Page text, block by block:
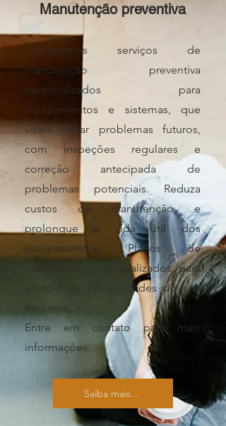
Manutenção preventiva
Oferecemos serviços de
manutenção preventiva
personalizados para
equipamentos e sistemas, que
visam evitar problemas futuros,
com inspeções regulares e
correção antecipada de
problemas potenciais. Reduza
custos de manutenção e
prolongue a vida útil dos
equipamentos. Planos de
manutenção personalizados para
atender às necessidades de sua
empresa.
Entre em contato para mais
informações.
Saiba mais...